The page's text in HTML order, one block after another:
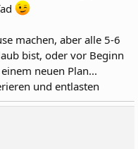
machen, aber alle 5-6
bist, oder vor Beginn
neuen Plan...
und entlasten